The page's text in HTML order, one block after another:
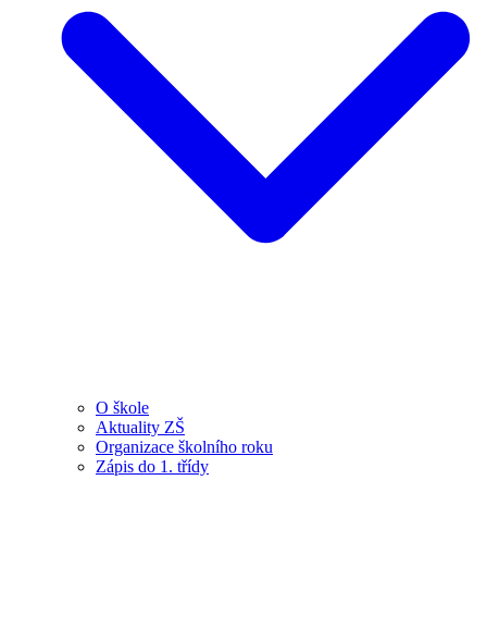
O škole
Aktuality ZŠ
Organizace školního roku
Zápis do 1. třídy